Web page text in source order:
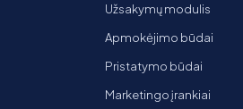
Užsakymų modulis
Apmokėjimo būdai
Pristatymo būdai
Marketingo įrankiai